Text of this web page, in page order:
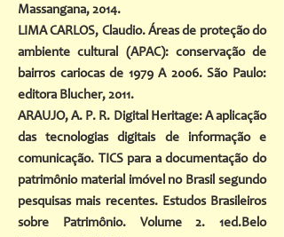
Massangana, 2014.
LIMA CARLOS, Claudio. Áreas de proteção do
ambiente cultural (APAC): conservação de
bairros cariocas de 1979 A 2006. São Paulo:
editora Blucher, 2011.
ARAUJO, A. P. R. Digital Heritage: A aplicação
das tecnologias digitais de informação e
comunicação. TICS para a documentação do
patrimônio material imóvel no Brasil segundo
pesquisas mais recentes. Estudos Brasileiros
sobre Patrimônio. Volume 2. 1ed.Belo